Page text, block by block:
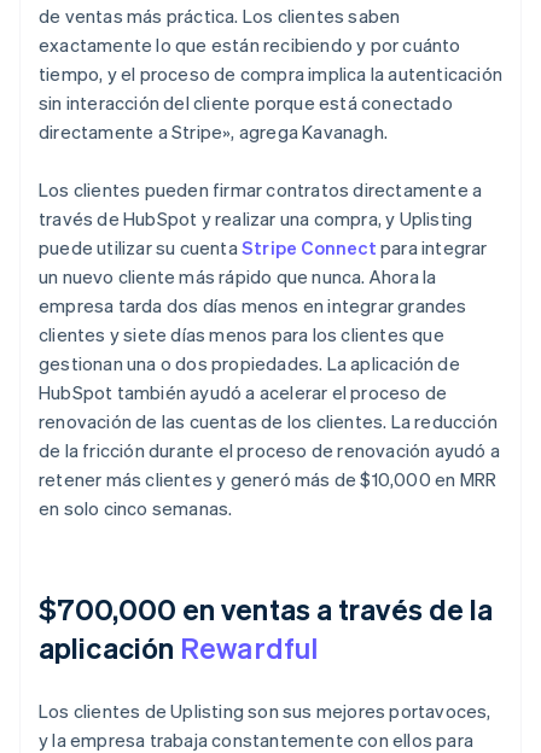
de ventas más práctica. Los clientes saben
exactamente lo que están recibiendo y por cuánto
tiempo, y el proceso de compra implica la autenticación
sin interacción del cliente porque está conectado
directamente a Stripe», agrega Kavanagh.
Los clientes pueden firmar contratos directamente a
través de HubSpot y realizar una compra, y Uplisting
puede utilizar su cuenta Stripe Connect para integrar
un nuevo cliente más rápido que nunca. Ahora la
empresa tarda dos días menos en integrar grandes
clientes y siete días menos para los clientes que
gestionan una o dos propiedades. La aplicación de
HubSpot también ayudó a acelerar el proceso de
renovación de las cuentas de los clientes. La reducción
de la fricción durante el proceso de renovación ayudó a
retener más clientes y generó más de $10,000 en MRR
en solo cinco semanas.
$700,000 en ventas a través de la
aplicación Rewardful
Los clientes de Uplisting son sus mejores portavoces,
y la empresa trabaja constantemente con ellos para